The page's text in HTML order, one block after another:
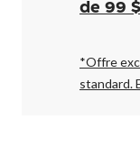
de 99
*Offre
standard.